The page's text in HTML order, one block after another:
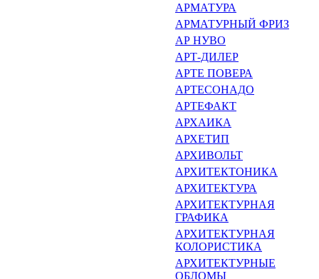
АРМАТУРА
АРМАТУРНЫЙ ФРИЗ
АР НУВО
АРТ-ДИЛЕР
АРТЕ ПОВЕРА
АРТЕСОНАДО
АРТЕФАКТ
АРХАИКА
АРХЕТИП
АРХИВОЛЬТ
АРХИТЕКТОНИКА
АРХИТЕКТУРА
АРХИТЕКТУРНАЯ
ГРАФИКА
АРХИТЕКТУРНАЯ
КОЛОРИСТИКА
АРХИТЕКТУРНЫЕ
ОБЛОМЫ